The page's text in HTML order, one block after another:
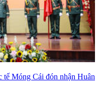
Móng Cái đón nhận Huân